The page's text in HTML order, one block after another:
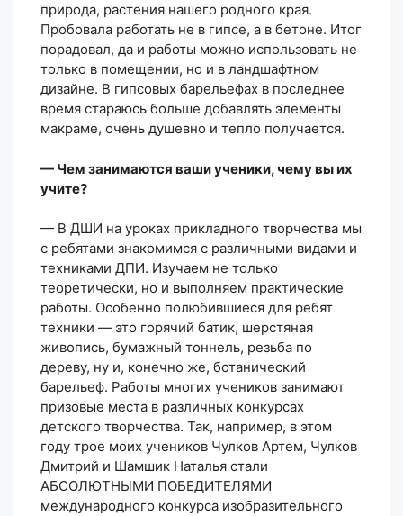
природа, растения нашего родного края.
Пробовала работать не в гипсе, а в бетоне. Итог
порадовал, да и работы можно использовать не
только в помещении, но и в ландшафтном
дизайне. В гипсовых барельефах в последнее
время стараюсь больше добавлять элементы
макраме, очень душевно и тепло получается.
— Чем занимаются ваши ученики, чему вы их
учите?
— В ДШИ на уроках прикладного творчества мы
с ребятами знакомимся с различными видами и
техниками ДПИ. Изучаем не только
теоретически, но и выполняем практические
работы. Особенно полюбившиеся для ребят
техники — это горячий батик, шерстяная
живопись, бумажный тоннель, резьба по
дереву, ну и, конечно же, ботанический
барельеф. Работы многих учеников занимают
призовые места в различных конкурсах
детского творчества. Так, например, в этом
году трое моих учеников Чулков Артем, Чулков
Дмитрий и Шамшик Наталья стали
АБСОЛЮТНЫМИ ПОБЕДИТЕЛЯМИ
международного конкурса изобразительного